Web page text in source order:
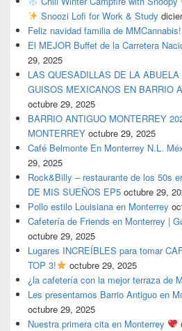
Snoozi Lofi for Work & Study
Feliz navidad familia de MMCannabis!
El MEJOR Buffet de la Carretera
29, 2025
LAS QUESADILLAS DE LA
GUISOS MEXICANOS EN BARRIO
octubre 29, 2025
BARRIO ANTIGUO MONTERREY
MONTERREY octubre 29, 2025
Café Belmonte En Monterrey N.L.
29, 2025
Rock&Billy – restaurante de los 50s
DE MIS SUEÑOS EP5 octubre 29,
Pollo estilo Louisiana en Monterrey
Cafetería de Friends en Monterrey |
octubre 29, 2025
Lugares INCREÍBLES para tomar
TOP 3!
octubre 29, 2025
¿la cafetería con la mejor terraza de
Les presentamos Barrio Antiguo en
octubre 29, 2025
Nuestra primera cita en Monterrey